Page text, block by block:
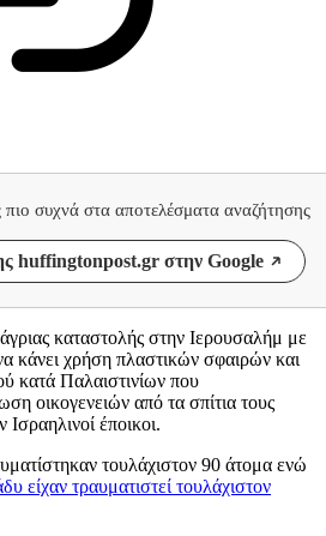
πιο συχνά στα αποτελέσματα αναζήτησης
huffingtonpost.gr στην Google
καταστολής στην Ιερουσαλήμ με
κάνει χρήση πλαστικών σφαιρών και
κατά Παλαιστινίων που
οικογενειών από τα σπίτια τους
έποικοι.
τουλάχιστον 90 άτομα ενώ
είχαν τραυματιστεί τουλάχιστον